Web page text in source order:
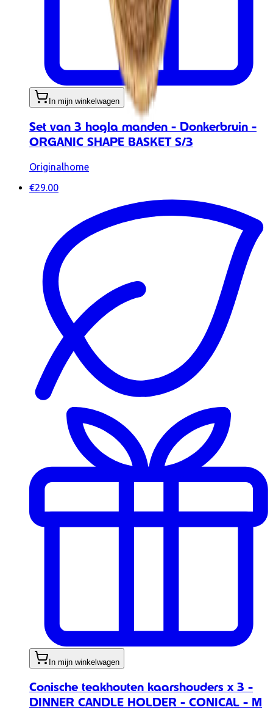
In mijn winkelwagen
Set van 3 hogla manden - Donkerbruin -
ORGANIC SHAPE BASKET S/3
Originalhome
€29.00
In mijn winkelwagen
Conische teakhouten kaarshouders x 3 -
DINNER CANDLE HOLDER - CONICAL - M